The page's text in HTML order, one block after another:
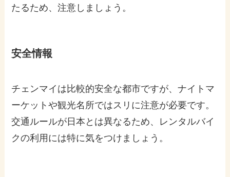
たるため、注意しましょう。
安全情報
チェンマイは比較的安全な都市ですが、ナイトマ
ーケットや観光名所ではスリに注意が必要です。
交通ルールが日本とは異なるため、レンタルバイ
クの利用には特に気をつけましょう。